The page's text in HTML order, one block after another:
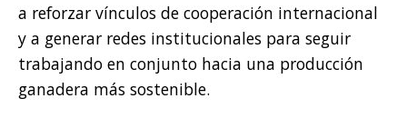
a reforzar vínculos de cooperación internacional
y a generar redes institucionales para seguir
trabajando en conjunto hacia una producción
ganadera más sostenible.